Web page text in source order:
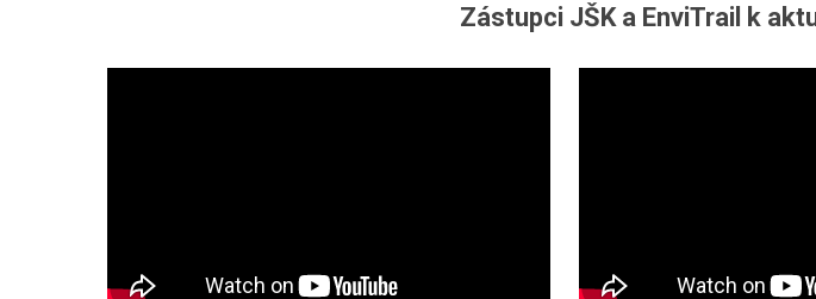
Zástupci JŠK a EnviTrail k